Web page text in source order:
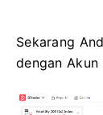
Sekarang
dengan Akun